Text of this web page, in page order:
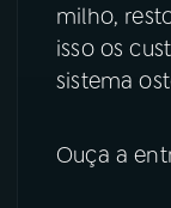
milho,
isso os
sistema
Ouça a